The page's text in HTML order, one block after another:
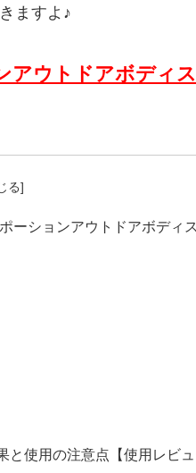
ますよ♪
アウトドアボディ
ーションアウトドアボディス
使用の注意点【使用レビュ